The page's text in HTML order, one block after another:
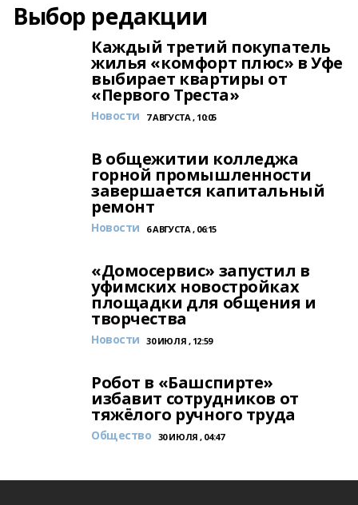
Выбор редакции
Каждый третий покупатель
жилья «комфорт плюс» в Уфе
выбирает квартиры от
«Первого Треста»
Новости 7 АВГУСТА , 10:05
В общежитии колледжа
горной промышленности
завершается капитальный
ремонт
Новости 6 АВГУСТА , 06:15
«Домосервис» запустил в
уфимских новостройках
площадки для общения и
творчества
Новости 30 ИЮЛЯ , 12:59
Робот в «Башспирте»
избавит сотрудников от
тяжёлого ручного труда
Общество 30 ИЮЛЯ , 04:47